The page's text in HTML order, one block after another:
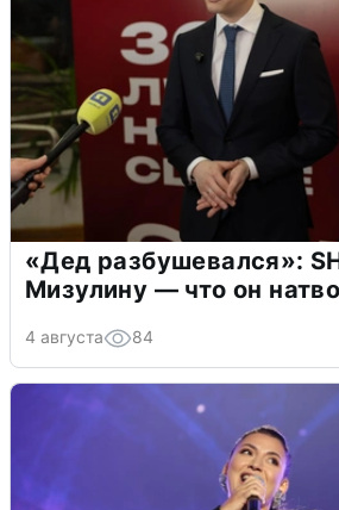
«Дед разбушевался»:
Мизулину — что он
4 августа 84